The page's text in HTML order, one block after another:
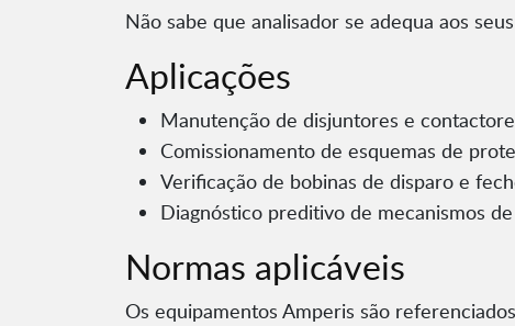
Não sabe que analisador se adequa aos
Aplicações
Manutenção de disjuntores e
Comissionamento de esquemas de
Verificação de bobinas de disparo e
Diagnóstico preditivo de mecanismos
Normas aplicáveis
Os equipamentos Amperis são